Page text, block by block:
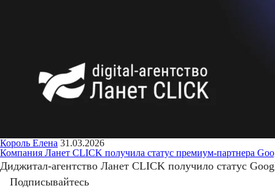
Король Елена 31.03.2026
Компания Ланет CLICK получила статус премиум-партнера
Диджитал-агентство Ланет CLICK получило статус
Подписывайтесь